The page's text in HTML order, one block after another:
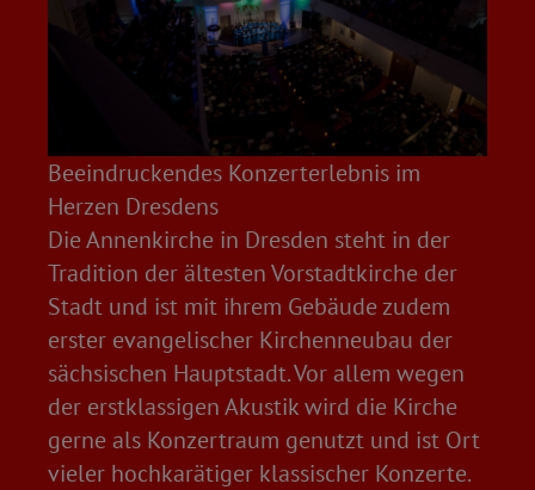
Beeindruckendes Konzerterlebnis im
Herzen Dresdens
Die Annenkirche in Dresden steht in der
Tradition der ältesten Vorstadtkirche der
Stadt und ist mit ihrem Gebäude zudem
erster evangelischer Kirchenneubau der
sächsischen Hauptstadt. Vor allem wegen
der erstklassigen Akustik wird die Kirche
gerne als Konzertraum genutzt und ist Ort
vieler hochkarätiger klassischer Konzerte.